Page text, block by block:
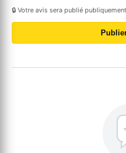
🔒 Votre avis sera publié